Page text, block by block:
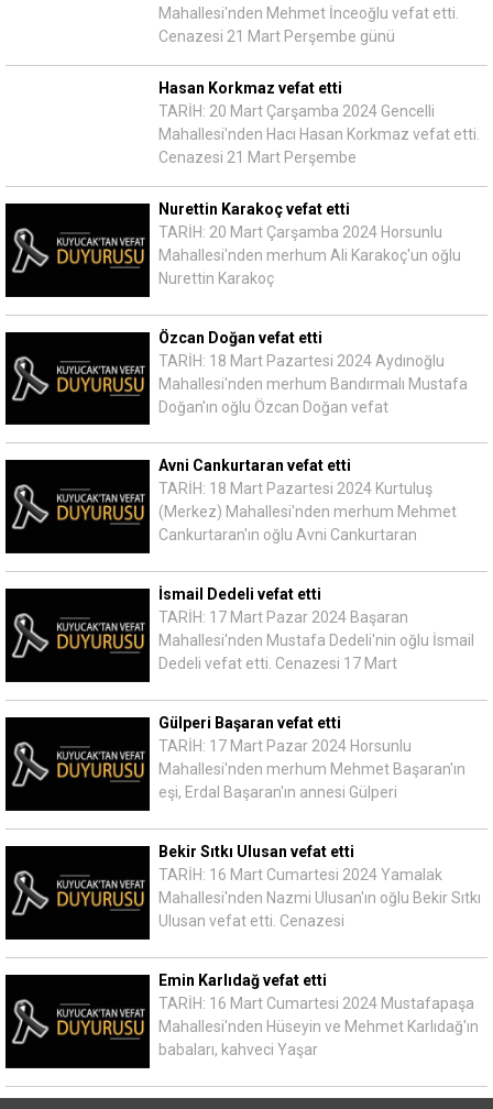
Mahallesi'nden Mehmet İnceoğlu vefat etti.
Cenazesi 21 Mart Perşembe günü
Hasan Korkmaz vefat etti
TARİH: 20 Mart Çarşamba 2024 Gencelli
Mahallesi'nden Hacı Hasan Korkmaz vefat etti.
Cenazesi 21 Mart Perşembe
Nurettin Karakoç vefat etti
TARİH: 20 Mart Çarşamba 2024 Horsunlu
Mahallesi'nden merhum Ali Karakoç'un oğlu
Nurettin Karakoç
Özcan Doğan vefat etti
TARİH: 18 Mart Pazartesi 2024 Aydınoğlu
Mahallesi'nden merhum Bandırmalı Mustafa
Doğan'ın oğlu Özcan Doğan vefat
Avni Cankurtaran vefat etti
TARİH: 18 Mart Pazartesi 2024 Kurtuluş
(Merkez) Mahallesi'nden merhum Mehmet
Cankurtaran'ın oğlu Avni Cankurtaran
İsmail Dedeli vefat etti
TARİH: 17 Mart Pazar 2024 Başaran
Mahallesi'nden Mustafa Dedeli'nin oğlu İsmail
Dedeli vefat etti. Cenazesi 17 Mart
Gülperi Başaran vefat etti
TARİH: 17 Mart Pazar 2024 Horsunlu
Mahallesi'nden merhum Mehmet Başaran'ın
eşi, Erdal Başaran'ın annesi Gülperi
Bekir Sıtkı Ulusan vefat etti
TARİH: 16 Mart Cumartesi 2024 Yamalak
Mahallesi'nden Nazmi Ulusan'ın oğlu Bekir Sıtkı
Ulusan vefat etti. Cenazesi
Emin Karlıdağ vefat etti
TARİH: 16 Mart Cumartesi 2024 Mustafapaşa
Mahallesi'nden Hüseyin ve Mehmet Karlıdağ'ın
babaları, kahveci Yaşar